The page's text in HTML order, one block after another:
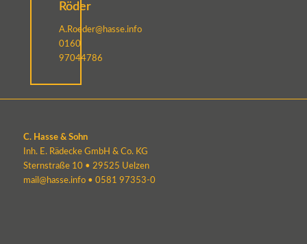
Röder
A.Roeder@hasse.info
0160
97044786
C. Hasse & Sohn
Inh. E. Rädecke GmbH & Co. KG
Sternstraße 10 • 29525 Uelzen
mail@hasse.info• 0581 97353-0